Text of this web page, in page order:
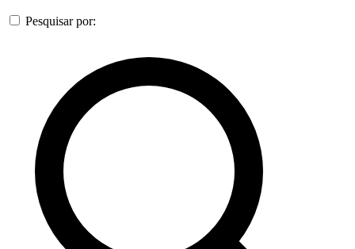
Pesquisar por: